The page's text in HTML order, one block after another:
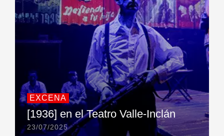
EXCENA
[1936] en el Teatro Valle-Inclán
23/07/2025